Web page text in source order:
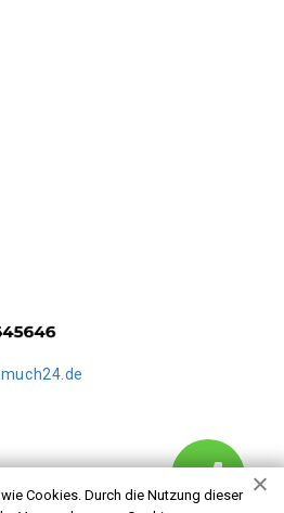
Cookies. Durch die Nutzung dieser